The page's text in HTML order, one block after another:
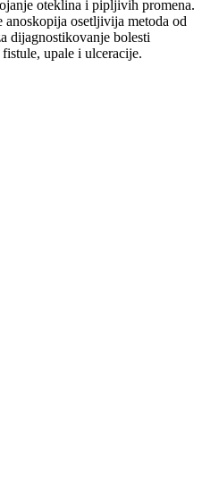
oteklina i pipljivih promena.
anoskopija osetljivija metoda od
dijagnostikovanje bolesti
upale i ulceracije.